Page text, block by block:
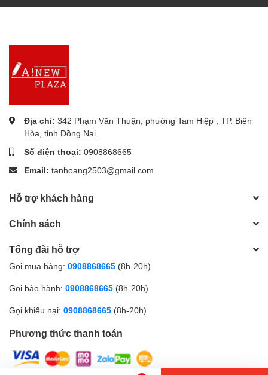
Sổ lò xo cảnh đẹp Future Book.
Loại giấy : Ford
Màu giấy : trắng
Khổ giấy : A6 104*148
Đường kẻ : ngang
Địa chỉ: 342 Phạm Văn Thuận, phường Tam Hiệp , TP. Biên
Hòa, tỉnh Đồng Nai.
Số điện thoại: 0908868665
Email: tanhoang2503@gmail.com
Hỗ trợ khách hàng
Chính sách
Tổng đài hỗ trợ
Gọi mua hàng: 0908868665 (8h-20h)
Gọi bảo hành: 0908868665 (8h-20h)
Gọi khiếu nại: 0908868665 (8h-20h)
Phương thức thanh toán